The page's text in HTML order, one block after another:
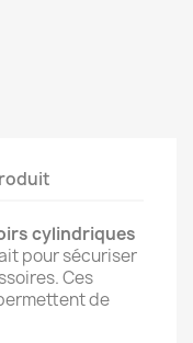
cylindriques
pour sécuriser
Ces
de